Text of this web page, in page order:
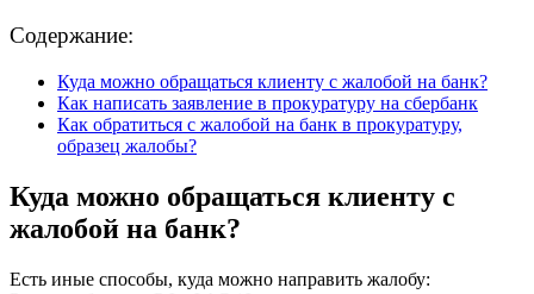
Содержание:
Куда можно обращаться клиенту с жалобой на банк?
Как написать заявление в прокуратуру на сбербанк
Как обратиться с жалобой на банк в прокуратуру,
образец жалобы?
Куда можно обращаться клиенту с
жалобой на банк?
Есть иные способы, куда можно направить жалобу: